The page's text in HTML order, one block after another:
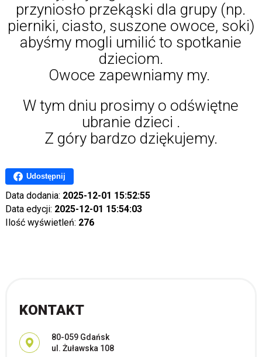
przyniosło przekąski dla grupy (np.
pierniki, ciasto, suszone owoce, soki)
abyśmy mogli umilić to spotkanie
dzieciom.
Owoce zapewniamy my.
W tym dniu prosimy o odświętne
ubranie dzieci .
Z góry bardzo dziękujemy.
Udostępnij
Data dodania: 2025-12-01 15:52:55
Data edycji: 2025-12-01 15:54:03
Ilość wyświetleń: 276
KONTAKT
Adres pocztowy:
80-059 Gdańsk
ul. Żuławska 108